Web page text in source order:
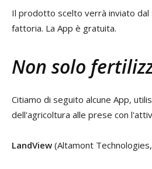
Il prodotto scelto verrà inviato dal
fattoria. La App è gratuita.
Non solo
Citiamo di seguito alcune App,
dell'agricoltura alle prese con
LandView (Altamont Technologies,